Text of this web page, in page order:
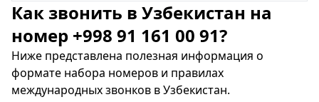
Как звонить в Узбекистан на
номер +998 91 161 00 91?
Ниже представлена полезная информация о
формате набора номеров и правилах
международных звонков в Узбекистан.